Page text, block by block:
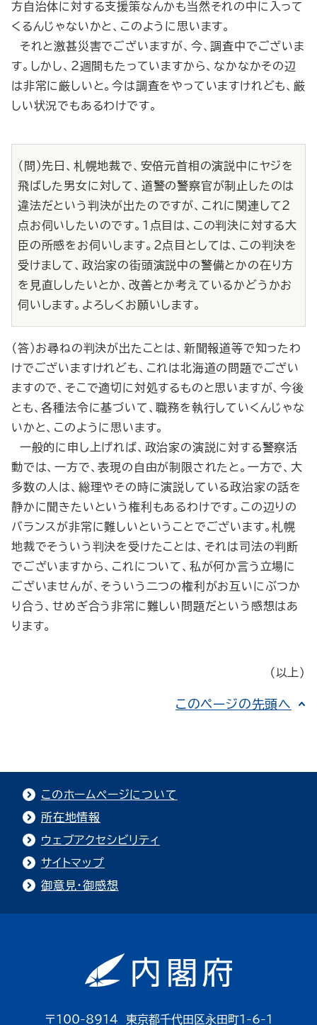
方自治体に対する支援策なんかも当然それの中に入って
くるんじゃないかと、このように思います。
それと激甚災害でございますが、今、調査中でございま
す。しかし、２週間もたっていますから、なかなかその辺
は非常に厳しいと。今は調査をやっていますけれども、厳
しい状況でもあるわけです。
（問）先日、札幌地裁で、安倍元首相の演説中にヤジを
飛ばした男女に対して、道警の警察官が制止したのは
違法だという判決が出たのですが、これに関連して２
点お伺いしたいのです。１点目は、この判決に対する大
臣の所感をお伺いします。２点目としては、この判決を
受けまして、政治家の街頭演説中の警備とかの在り方
を見直ししたいとか、改善とか考えているかどうかお
伺いします。よろしくお願いします。
（答）お尋ねの判決が出たことは、新聞報道等で知ったわ
けでございますけれども、これは北海道の問題でござい
ますので、そこで適切に対処するものと思いますが、今後
とも、各種法令に基づいて、職務を執行していくんじゃな
いかと、このように思います。
一般的に申し上げれば、政治家の演説に対する警察活
動では、一方で、表現の自由が制限されたと。一方で、大
多数の人は、総理やその時に演説している政治家の話を
静かに聞きたいという権利もあるわけです。この辺りの
バランスが非常に難しいということでございます。札幌
地裁でそういう判決を受けたことは、それは司法の判断
でございますから、これについて、私が何か言う立場に
ございませんが、そういう二つの権利がお互いにぶつか
り合う、せめぎ合う非常に難しい問題だという感想はあ
ります。
（以上）
このページの先頭へ
このホームページについて
所在地情報
ウェブアクセシビリティ
サイトマップ
御意見・御感想
〒100-8914 東京都千代田区永田町1-6-1